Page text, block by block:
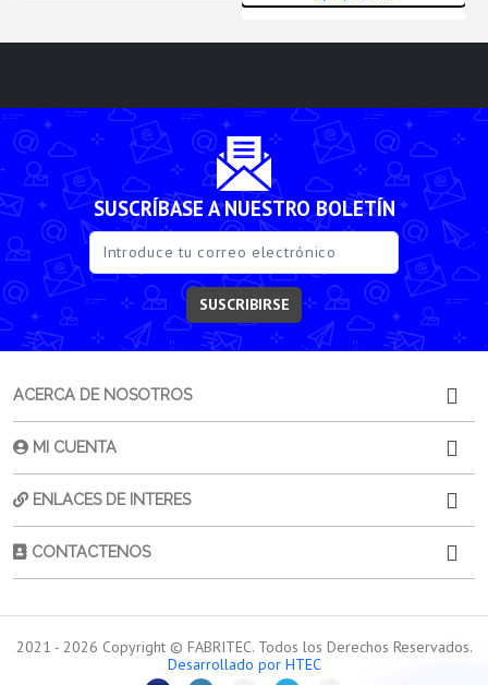
SUSCRÍBASE A NUESTRO BOLETÍN
SUSCRIBIRSE
ACERCA DE NOSOTROS
MI CUENTA
ENLACES DE INTERES
CONTACTENOS
2021 - 2026 Copyright © FABRITEC. Todos los Derechos Reservados.
Desarrollado por HTEC